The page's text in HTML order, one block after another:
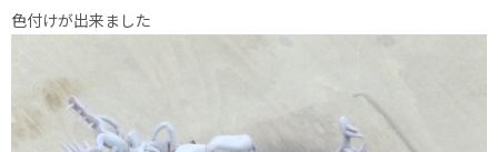
色付けが出来ました